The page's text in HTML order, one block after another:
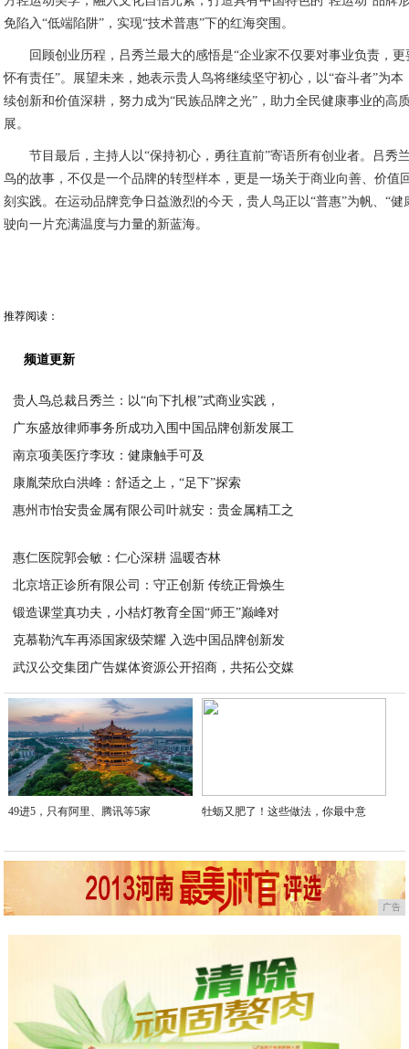
免陷入“低端陷阱”，实现“技术普惠”下的红海突围。
回顾创业历程，吕秀兰最大的感悟是“企业家不仅要对事业负责，
怀有责任”。展望未来，她表示贵人鸟将继续坚守初心，以“奋斗者”为本
续创新和价值深耕，努力成为“民族品牌之光”，助力全民健康事业的高
展。
节目最后，主持人以“保持初心，勇往直前”寄语所有创业者。吕秀
鸟的故事，不仅是一个品牌的转型样本，更是一场关于商业向善、价值
刻实践。在运动品牌竞争日益激烈的今天，贵人鸟正以“普惠”为帆、“健
驶向一片充满温度与力量的新蓝海。
推荐阅读：
频道更新
贵人鸟总裁吕秀兰：以“向下扎根”式商业实践，
广东盛放律师事务所成功入围中国品牌创新发展工
南京项美医疗李玫：健康触手可及
康胤荣欣白洪峰：舒适之上，“足下”探索
惠州市怡安贵金属有限公司叶就安：贵金属精工之
惠仁医院郭会敏：仁心深耕 温暖杏林
北京培正诊所有限公司：守正创新 传统正骨焕生
锻造课堂真功夫，小桔灯教育全国“师王”巅峰对
克慕勒汽车再添国家级荣耀 入选中国品牌创新发
武汉公交集团广告媒体资源公开招商，共拓公交媒
2025-10-27
49进5，只有阿里、腾讯等5家 牡蛎又肥了！这些做法，你最中意
广告